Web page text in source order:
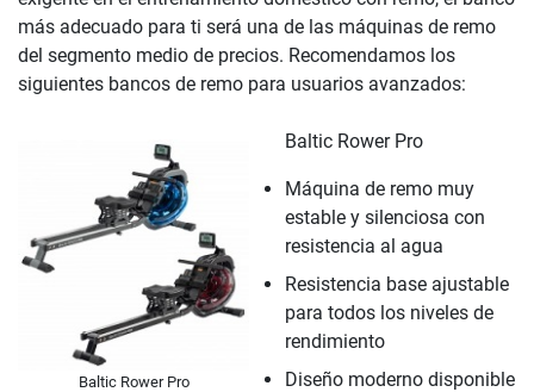
más adecuado para ti será una de las máquinas de remo
del segmento medio de precios. Recomendamos los
siguientes bancos de remo para usuarios avanzados:
Baltic Rower Pro
Baltic Rower Pro
Máquina de remo muy
estable y silenciosa con
resistencia al agua
Resistencia base ajustable
para todos los niveles de
rendimiento
Diseño moderno disponible